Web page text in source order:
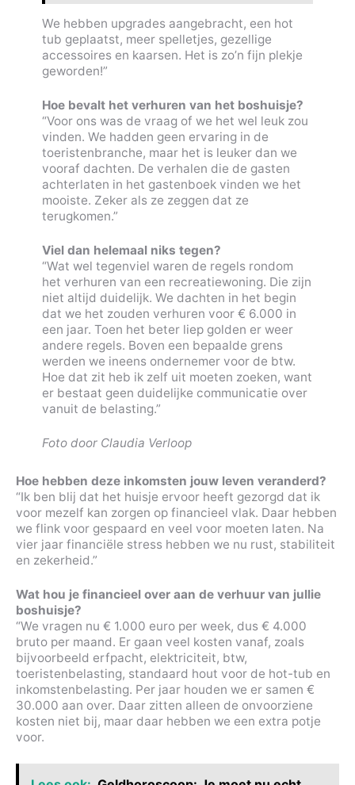
We hebben upgrades aangebracht, een hot
tub geplaatst, meer spelletjes, gezellige
accessoires en kaarsen. Het is zo’n fijn plekje
geworden!”
Hoe bevalt het verhuren van het boshuisje?
“Voor ons was de vraag of we het wel leuk zou
vinden. We hadden geen ervaring in de
toeristenbranche, maar het is leuker dan we
vooraf dachten. De verhalen die de gasten
achterlaten in het gastenboek vinden we het
mooiste. Zeker als ze zeggen dat ze
terugkomen.”
Viel dan helemaal niks tegen?
“Wat wel tegenviel waren de regels rondom
het verhuren van een recreatiewoning. Die zijn
niet altijd duidelijk. We dachten in het begin
dat we het zouden verhuren voor € 6.000 in
een jaar. Toen het beter liep golden er weer
andere regels. Boven een bepaalde grens
werden we ineens ondernemer voor de btw.
Hoe dat zit heb ik zelf uit moeten zoeken, want
er bestaat geen duidelijke communicatie over
vanuit de belasting.”
Foto door Claudia Verloop
Hoe hebben deze inkomsten jouw leven veranderd?
“Ik ben blij dat het huisje ervoor heeft gezorgd dat ik
voor mezelf kan zorgen op financieel vlak. Daar hebben
we flink voor gespaard en veel voor moeten laten. Na
vier jaar financiële stress hebben we nu rust, stabiliteit
en zekerheid.”
Wat hou je financieel over aan de verhuur van jullie
boshuisje?
“We vragen nu € 1.000 euro per week, dus € 4.000
bruto per maand. Er gaan veel kosten vanaf, zoals
bijvoorbeeld erfpacht, elektriciteit, btw,
toeristenbelasting, standaard hout voor de hot-tub en
inkomstenbelasting. Per jaar houden we er samen €
30.000 aan over. Daar zitten alleen de onvoorziene
kosten niet bij, maar daar hebben we een extra potje
voor.